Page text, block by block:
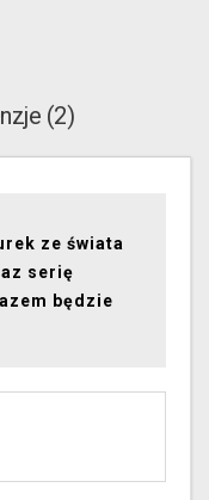
(2)
ze świata
serię
będzie